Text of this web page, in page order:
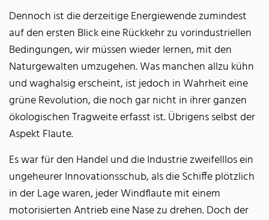
Dennoch ist die derzeitige Energiewende zumindest
auf den ersten Blick eine Rückkehr zu vorindustriellen
Bedingungen, wir müssen wieder lernen, mit den
Naturgewalten umzugehen. Was manchen allzu kühn
und waghalsig erscheint, ist jedoch in Wahrheit eine
grüne Revolution, die noch gar nicht in ihrer ganzen
ökologischen Tragweite erfasst ist. Übrigens selbst der
Aspekt Flaute.
Es war für den Handel und die Industrie zweifelllos ein
ungeheurer Innovationsschub, als die Schiffe plötzlich
in der Lage waren, jeder Windflaute mit einem
motorisierten Antrieb eine Nase zu drehen. Doch der